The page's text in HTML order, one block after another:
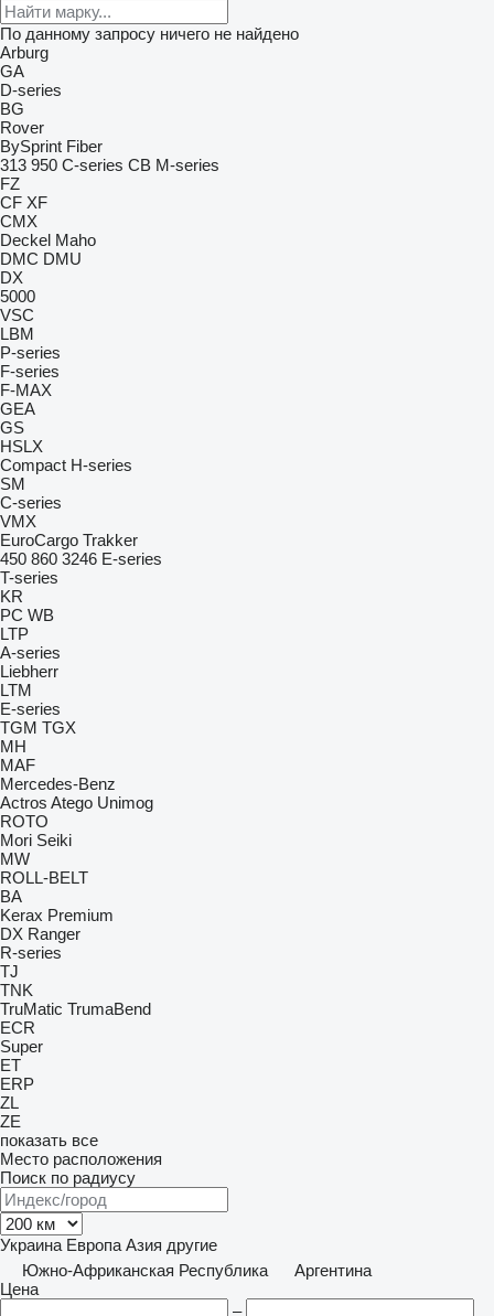
По данному запросу ничего не найдено
Arburg
GA
D-series
BG
Rover
BySprint Fiber
313 950 C-series CB M-series
FZ
CF XF
CMX
Deckel Maho
DMC DMU
DX
5000
VSC
LBM
P-series
F-series
F-MAX
GEA
GS
HSLX
Compact H-series
SM
C-series
VMX
EuroCargo Trakker
450 860 3246 E-series
T-series
KR
PC WB
LTP
A-series
Liebherr
LTM
E-series
TGM TGX
MH
MAF
Mercedes-Benz
Actros Atego Unimog
ROTO
Mori Seiki
MW
ROLL-BELT
BA
Kerax Premium
DX Ranger
R-series
TJ
TNK
TruMatic TrumaBend
ECR
Super
ET
ERP
ZL
ZE
показать все
Место расположения
Поиск по радиусу
Украина Европа Азия другие
Южно-Африканская Республика
Аргентина
Цена
–